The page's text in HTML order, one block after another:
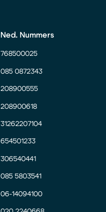
Ned. Nummers
768500025
085 0872343
208900555
208900618
31262207104
654501233
306540441
085 5803541
06-14094100